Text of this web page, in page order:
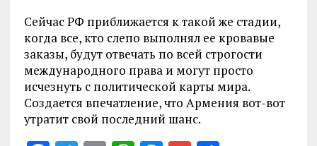
Сейчас РФ приближается к такой же стадии,
когда все, кто слепо выполнял ее кровавые
заказы, будут отвечать по всей строгости
международного права и могут просто
исчезнуть с политической карты мира.
Создается впечатление, что Армения вот-вот
утратит свой последний шанс.